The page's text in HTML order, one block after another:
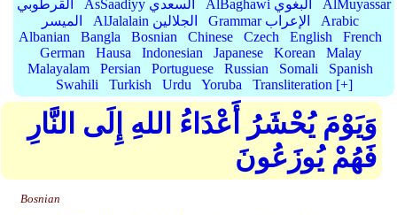
القرطوبي
AsSaadiyy السعدي AlBaghawi البغوي
AlMuyassar
الميسر
AlJalalain الجلالين Grammar الإعراب
Arabic
Albanian
Bangla Bosnian Chinese Czech English
French
German
Hausa Indonesian Japanese Korean
Malay
Malayalam
Persian Portuguese Russian Somali
Spanish
Swahili
Turkish Urdu Yoruba Transliteration [+]
وَيَوْمَ يُحْشَرُ أَعْدَاءُ اللهِ إِلَى النَّارِ
فَهُمْ يُوزَعُونَ
Bosnian